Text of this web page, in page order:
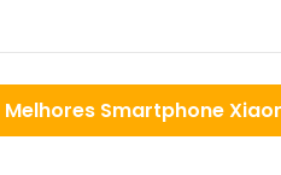
Melhores Smartphone